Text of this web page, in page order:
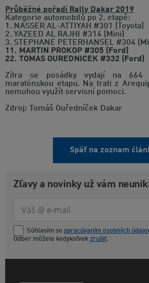
Průběžné pořadí Rally Dakar 2019
Kategorie automobilů po 2. etapě:
1. NASSER AL-ATTIYAH #301 (Toyota)
2. YAZEED AL RAJHI #314 (Mini)
3. STEPHANE PETERHANSEL #304
11. MARTIN PROKOP #305 (Ford)
22. TOMAS OUREDNICEK #332 (Ford)
Zítra se posádky vydají na 664
maratónskou etapu. Na trati z
nemohou využít servisní pomoci.
Zdroj: Tomáš Ouředníček Dakar
Späť na zoznam
Zľavy a novinky už vám
Súhlasím so spracúvaním osobných
Odber môžete kedykoľvek zrušiť.